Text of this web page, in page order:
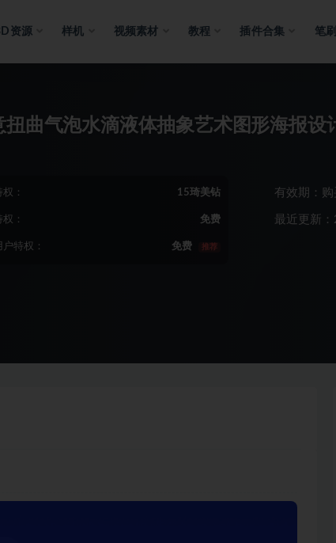
资源 样机 视频素材 教程 插件合集 笔刷
扭曲气泡水滴液体抽象艺术图形海报设
： 15琦美钻
： 免费
特权： 免费 推荐
有效期：
最近更新